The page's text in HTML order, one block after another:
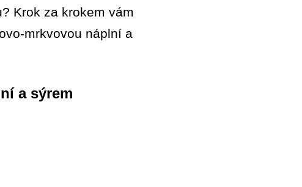
Krok za krokem vám
mrkvovou náplní a
a sýrem